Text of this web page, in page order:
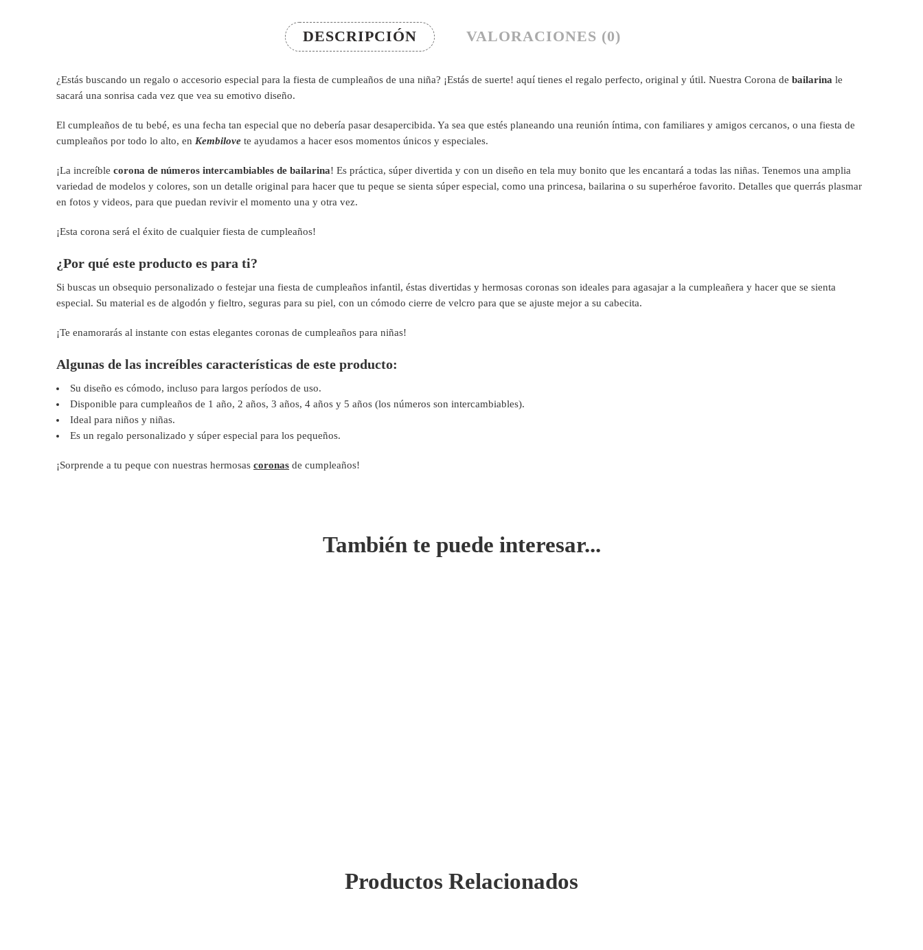
DESCRIPCIÓN VALORACIONES (0)
¿Estás buscando un regalo o accesorio especial para la fiesta de cumpleaños de una niña? ¡Estás de suerte! aquí tienes el regalo perfecto, original y útil. Nuestra Corona de bailarina le
sacará una sonrisa cada vez que vea su emotivo diseño.
El cumpleaños de tu bebé, es una fecha tan especial que no debería pasar desapercibida. Ya sea que estés planeando una reunión íntima, con familiares y amigos cercanos, o una fiesta de
cumpleaños por todo lo alto, en Kembilove te ayudamos a hacer esos momentos únicos y especiales.
¡La increíble corona de números intercambiables de bailarina! Es práctica, súper divertida y con un diseño en tela muy bonito que les encantará a todas las niñas. Tenemos una amplia
variedad de modelos y colores, son un detalle original para hacer que tu peque se sienta súper especial, como una princesa, bailarina o su superhéroe favorito. Detalles que querrás plasmar
en fotos y videos, para que puedan revivir el momento una y otra vez.
¡Esta corona será el éxito de cualquier fiesta de cumpleaños!
¿Por qué este producto es para ti?
Si buscas un obsequio personalizado o festejar una fiesta de cumpleaños infantil, éstas divertidas y hermosas coronas son ideales para agasajar a la cumpleañera y hacer que se sienta
especial. Su material es de algodón y fieltro, seguras para su piel, con un cómodo cierre de velcro para que se ajuste mejor a su cabecita.
¡Te enamorarás al instante con estas elegantes coronas de cumpleaños para niñas!
Algunas de las increíbles características de este producto:
Su diseño es cómodo, incluso para largos períodos de uso.
Disponible para cumpleaños de 1 año, 2 años, 3 años, 4 años y 5 años (los números son intercambiables).
Ideal para niños y niñas.
Es un regalo personalizado y súper especial para los pequeños.
¡Sorprende a tu peque con nuestras hermosas coronas de cumpleaños!
También te puede interesar...
Productos Relacionados